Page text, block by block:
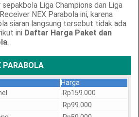
sepakbola Liga Champions dan Liga
NEX Parabola ini, karena
siaran langsung tersebut tidak ada
ini Daftar Harga Paket dan
.
PARABOLA
Harga
Rp159.000
Rp99.000